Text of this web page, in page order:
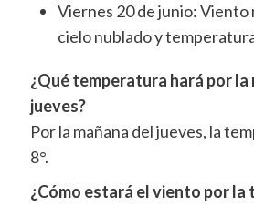
Viernes 20 de junio: Viento
cielo nublado y
¿Qué temperatura hará por la
jueves?
Por la mañana del jueves, la
8°.
¿Cómo estará el viento por la